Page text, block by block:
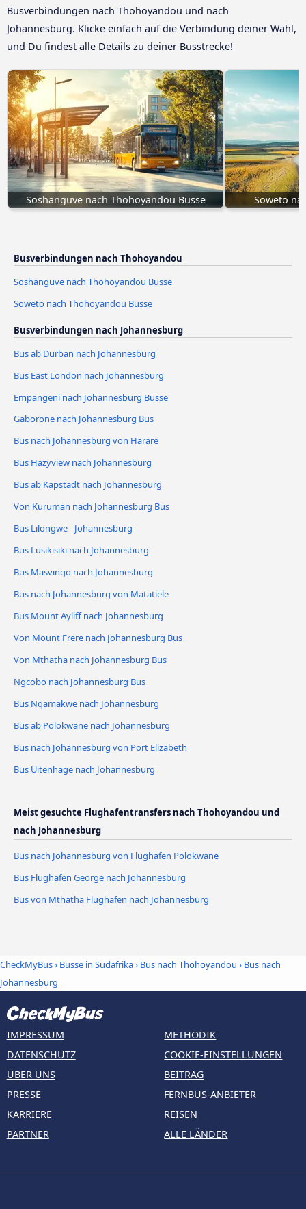
Busverbindungen nach Thohoyandou und nach
Johannesburg. Klicke einfach auf die Verbindung deiner Wahl,
und Du findest alle Details zu deiner Busstrecke!
Soshanguve nach Thohoyandou Busse Soweto
Busverbindungen nach Thohoyandou
Soshanguve nach Thohoyandou Busse
Soweto nach Thohoyandou Busse
Busverbindungen nach Johannesburg
Bus ab Durban nach Johannesburg
Bus East London nach Johannesburg
Empangeni nach Johannesburg Busse
Gaborone nach Johannesburg Bus
Bus nach Johannesburg von Harare
Bus Hazyview nach Johannesburg
Bus ab Kapstadt nach Johannesburg
Von Kuruman nach Johannesburg Bus
Bus Lilongwe - Johannesburg
Bus Lusikisiki nach Johannesburg
Bus Masvingo nach Johannesburg
Bus nach Johannesburg von Matatiele
Bus Mount Ayliff nach Johannesburg
Von Mount Frere nach Johannesburg Bus
Von Mthatha nach Johannesburg Bus
Ngcobo nach Johannesburg Bus
Bus Nqamakwe nach Johannesburg
Bus ab Polokwane nach Johannesburg
Bus nach Johannesburg von Port Elizabeth
Bus Uitenhage nach Johannesburg
Meist gesuchte Flughafentransfers nach Thohoyandou und
nach Johannesburg
Bus nach Johannesburg von Flughafen Polokwane
Bus Flughafen George nach Johannesburg
Bus von Mthatha Flughafen nach Johannesburg
CheckMyBus› Busse in Südafrika› Bus nach Thohoyandou › Bus nach
Johannesburg
IMPRESSUM
DATENSCHUTZ
ÜBER UNS
PRESSE
KARRIERE
PARTNER
METHODIK
COOKIE-EINSTELLUNGEN
BEITRAG
FERNBUS-ANBIETER
REISEN
ALLE LÄNDER